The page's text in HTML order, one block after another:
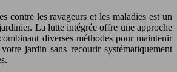
contre les ravageurs et les maladies est un
La lutte intégrée offre une approche
diverses méthodes pour maintenir
jardin sans recourir systématiquement